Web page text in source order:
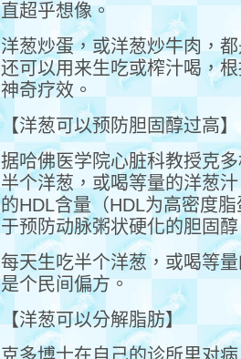
直超乎想像。
洋葱炒蛋，或洋葱炒牛肉，
还可以用来生吃或榨汁喝，
神奇疗效。
【洋葱可以预防胆固醇过高】
据哈佛医学院心脏科教授克
半个洋葱，或喝等量的洋葱
的HDL含量（HDL为高密度
于预防动脉粥状硬化的胆固
每天生吃半个洋葱，或喝等
是个民间偏方。
【洋葱可以分解脂肪】